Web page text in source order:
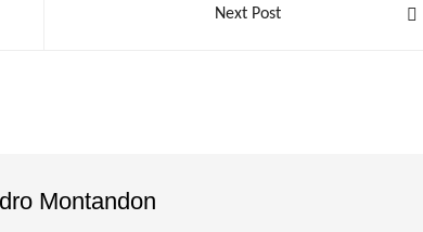
Next Post
Montandon